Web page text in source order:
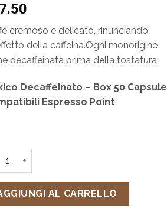
cremoso e delicato, rinunciando
della caffeina.Ogni monorigine
decaffeinata prima della tostatura.
Decaffeinato – Box 50 Capsule
Espresso Point
AL CARRELLO